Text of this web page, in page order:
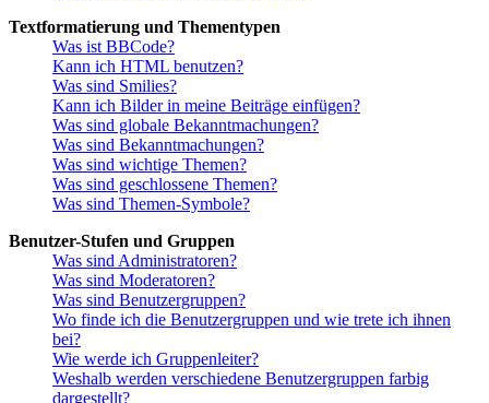
Textformatierung und Thementypen
Was ist BBCode?
Kann ich HTML benutzen?
Was sind Smilies?
Kann ich Bilder in meine Beiträge einfügen?
Was sind globale Bekanntmachungen?
Was sind Bekanntmachungen?
Was sind wichtige Themen?
Was sind geschlossene Themen?
Was sind Themen-Symbole?
Benutzer-Stufen und Gruppen
Was sind Administratoren?
Was sind Moderatoren?
Was sind Benutzergruppen?
Wo finde ich die Benutzergruppen und wie trete ich ihnen
bei?
Wie werde ich Gruppenleiter?
Weshalb werden verschiedene Benutzergruppen farbig
dargestellt?